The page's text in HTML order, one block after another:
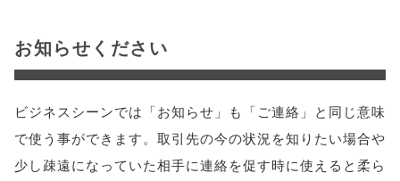
お知らせください
ビジネスシーンでは「お知らせ」も「ご連絡」と同じ意味
で使う事ができます。取引先の今の状況を知りたい場合や
少し疎遠になっていた相手に連絡を促す時に使えると柔ら